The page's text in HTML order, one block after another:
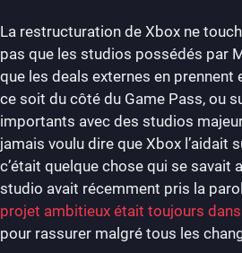
La restructuration de Xbox ne
pas que les studios possédés par
que les deals externes en prennent
ce soit du côté du Game Pass, ou
importants avec des studios
jamais voulu dire que Xbox l’aidait
c’était quelque chose qui se savait
studio avait récemment pris la
projet ambitieux était toujours
pour rassurer malgré tous les